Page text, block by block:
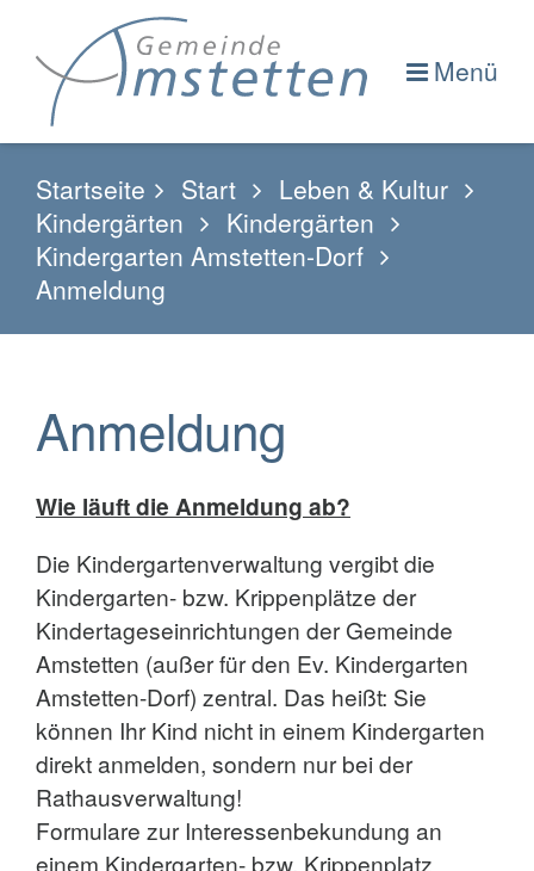
Menü
Startseite Start
Leben & Kultur
Kindergärten
Kindergärten
Kindergarten Amstetten-Dorf
Anmeldung
Anmeldung
Wie läuft die Anmeldung ab?
Die Kindergartenverwaltung vergibt die
Kindergarten- bzw. Krippenplätze der
Kindertageseinrichtungen der Gemeinde
Amstetten (außer für den Ev. Kindergarten
Amstetten-Dorf) zentral. Das heißt: Sie
können Ihr Kind nicht in einem Kindergarten
direkt anmelden, sondern nur bei der
Rathausverwaltung!
Formulare zur Interessenbekundung an
einem Kindergarten- bzw. Krippenplatz